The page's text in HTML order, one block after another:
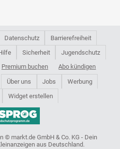
Datenschutz
Barrierefreiheit
Sicherheit
Jugendschutz
Premium buchen Abo kündigen
Über uns Jobs
Werbung
Widget erstellen
© markt.de GmbH & Co. KG - Dein
aus Deutschland.